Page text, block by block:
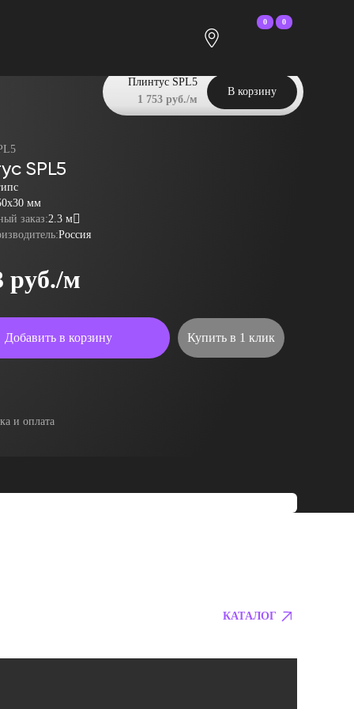
0 0
SPL5
мм
заказ:2.3 м
Россия
руб./м
Добавить в корзину Купить в 1 клик
Плинтус SPL5
1 753 руб./м
В корзину
и оплата
КАТАЛОГ